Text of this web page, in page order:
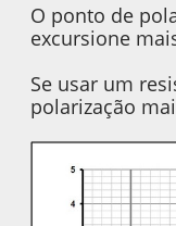
O ponto de
excursione
Se usar um
polarização